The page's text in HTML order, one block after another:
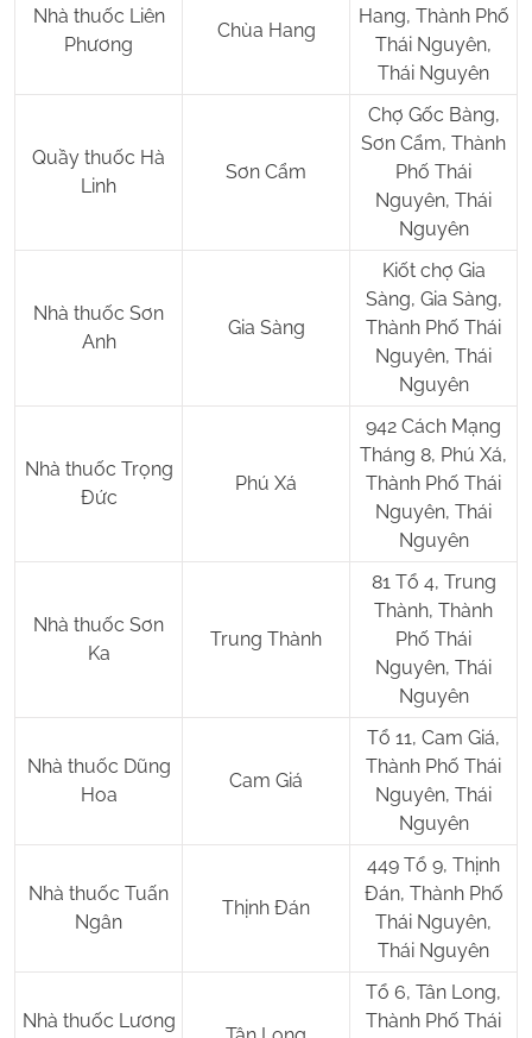
Nhà thuốc Liên
Phương
Chùa Hang
Hang, Thành Phố
Thái Nguyên,
Thái Nguyên
Quầy thuốc Hà
Linh
Sơn Cẩm
Chợ Gốc Bàng,
Sơn Cẩm, Thành
Phố Thái
Nguyên, Thái
Nguyên
Nhà thuốc Sơn
Anh
Gia Sàng
Kiốt chợ Gia
Sàng, Gia Sàng,
Thành Phố Thái
Nguyên, Thái
Nguyên
Nhà thuốc Trọng
Đức
Phú Xá
942 Cách Mạng
Tháng 8, Phú Xá,
Thành Phố Thái
Nguyên, Thái
Nguyên
Nhà thuốc Sơn
Ka
Trung Thành
81 Tổ 4, Trung
Thành, Thành
Phố Thái
Nguyên, Thái
Nguyên
Nhà thuốc Dũng
Hoa
Cam Giá
Tổ 11, Cam Giá,
Thành Phố Thái
Nguyên, Thái
Nguyên
Nhà thuốc Tuấn
Ngân
Thịnh Đán
449 Tổ 9, Thịnh
Đán, Thành Phố
Thái Nguyên,
Thái Nguyên
Nhà thuốc Lương
Tổ 6, Tân Long,
Thành Phố Thái